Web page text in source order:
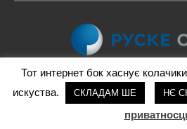
Новинско-видавательна
слово”
Тот интернет бок хаснує
искуства.
СКЛАДАМ ШЕ НЄ